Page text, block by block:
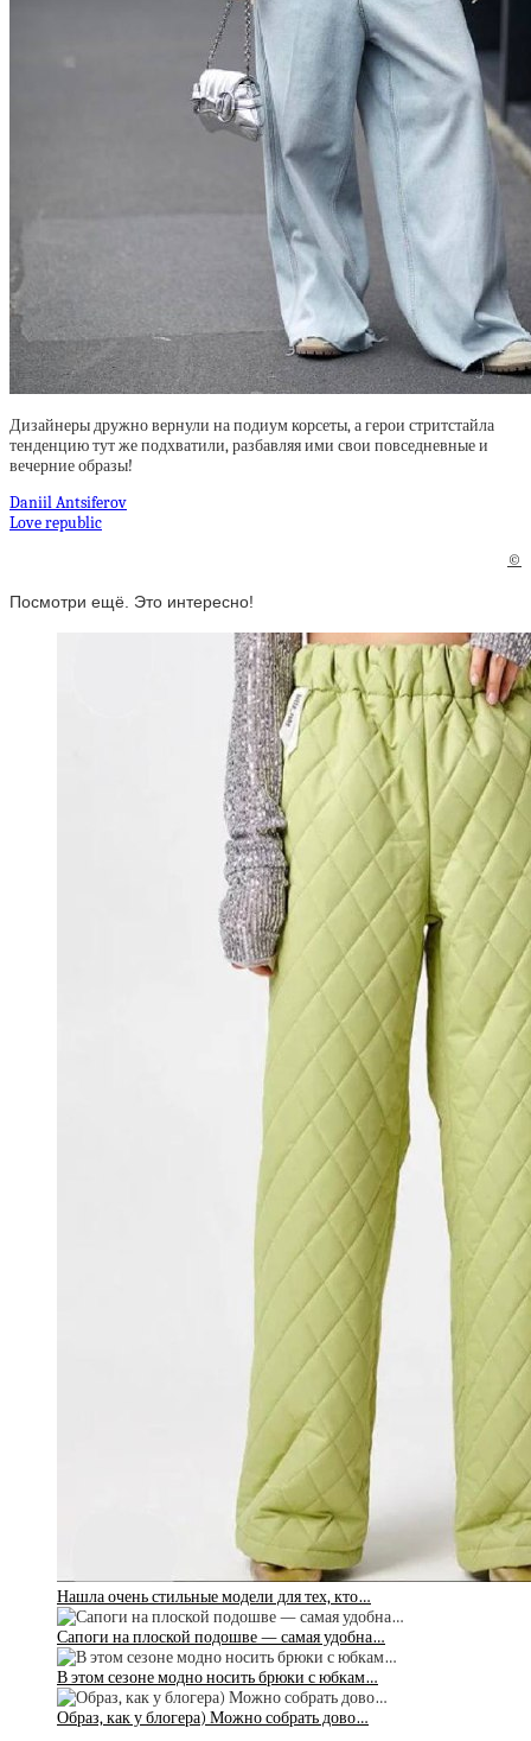
Дизайнеры дружно вернули на подиум корсеты, а герои стритстайла
тенденцию тут же подхватили, разбавляя ими свои повседневные и
вечерние образы!
Daniil Antsiferov
Love republic
©
Посмотри ещё. Это интересно!
Нашла очень стильные модели для тех, кто…
Сапоги на плоской подошве — самая удобна…
В этом сезоне модно носить брюки с юбкам…
Образ, как у блогера) Можно собрать дово…